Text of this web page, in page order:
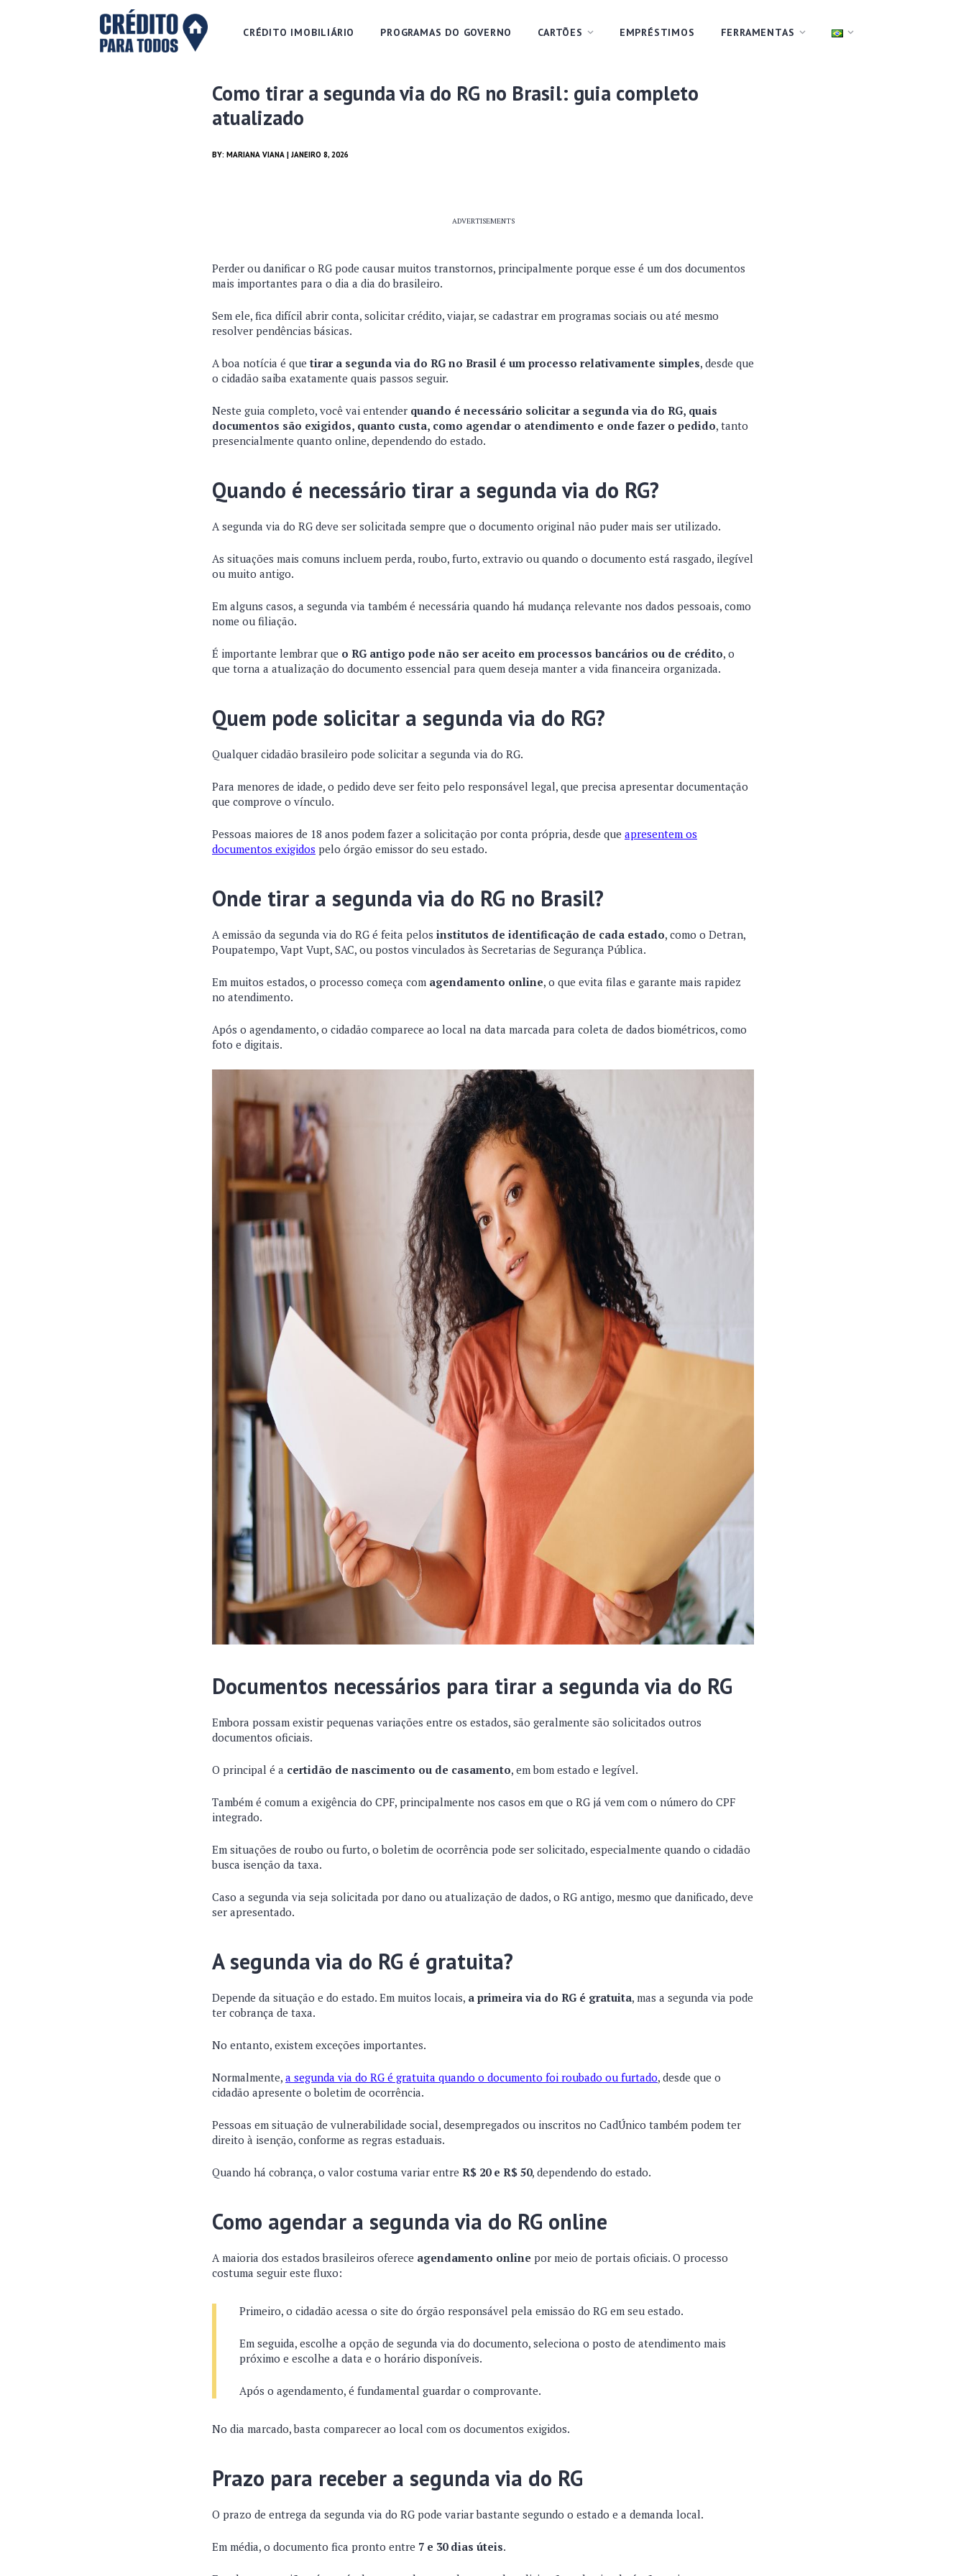
CRÉDITO IMOBILIÁRIO PROGRAMAS DO GOVERNO CARTÕES EMPRÉSTIMOS FERRAMENTAS
Como tirar a segunda via do RG no Brasil: guia completo
atualizado
BY: MARIANA VIANA | JANEIRO 8, 2026
ADVERTISEMENTS
Perder ou danificar o RG pode causar muitos transtornos, principalmente porque esse é um dos documentos
mais importantes para o dia a dia do brasileiro.
Sem ele, fica difícil abrir conta, solicitar crédito, viajar, se cadastrar em programas sociais ou até mesmo
resolver pendências básicas.
A boa notícia é quetirar a segunda via do RG no Brasil é um processo relativamente simples, desde que
o cidadão saiba exatamente quais passos seguir.
Neste guia completo, você vai entender quando é necessário solicitar a segunda via do RG, quais
documentos são exigidos, quanto custa, como agendar o atendimento e onde fazer o pedido, tanto
presencialmente quanto online, dependendo do estado.
Quando é necessário tirar a segunda via do RG?
A segunda via do RG deve ser solicitada sempre que o documento original não puder mais ser utilizado.
As situações mais comuns incluem perda, roubo, furto, extravio ou quando o documento está rasgado, ilegível
ou muito antigo.
Em alguns casos, a segunda via também é necessária quando há mudança relevante nos dados pessoais, como
nome ou filiação.
É importante lembrar que o RG antigo pode não ser aceito em processos bancários ou de crédito, o
que torna a atualização do documento essencial para quem deseja manter a vida financeira organizada.
Quem pode solicitar a segunda via do RG?
Qualquer cidadão brasileiro pode solicitar a segunda via do RG.
Para menores de idade, o pedido deve ser feito pelo responsável legal, que precisa apresentar documentação
que comprove o vínculo.
Pessoas maiores de 18 anos podem fazer a solicitação por conta própria, desde que apresentem os
documentos exigidos pelo órgão emissor do seu estado.
Onde tirar a segunda via do RG no Brasil?
A emissão da segunda via do RG é feita pelos institutos de identificação de cada estado, como o Detran,
Poupatempo, Vapt Vupt, SAC, ou postos vinculados às Secretarias de Segurança Pública.
Em muitos estados, o processo começa com agendamento online, o que evita filas e garante mais rapidez
no atendimento.
Após o agendamento, o cidadão comparece ao local na data marcada para coleta de dados biométricos, como
foto e digitais.
Documentos necessários para tirar a segunda via do RG
Embora possam existir pequenas variações entre os estados, são geralmente são solicitados outros
documentos oficiais.
O principal é a certidão de nascimento ou de casamento, em bom estado e legível.
Também é comum a exigência do CPF, principalmente nos casos em que o RG já vem com o número do CPF
integrado.
Em situações de roubo ou furto, o boletim de ocorrência pode ser solicitado, especialmente quando o cidadão
busca isenção da taxa.
Caso a segunda via seja solicitada por dano ou atualização de dados, o RG antigo, mesmo que danificado, deve
ser apresentado.
A segunda via do RG é gratuita?
Depende da situação e do estado. Em muitos locais, a primeira via do RG é gratuita, mas a segunda via pode
ter cobrança de taxa.
No entanto, existem exceções importantes.
Normalmente, a segunda via do RG é gratuita quando o documento foi roubado ou furtado, desde que o
cidadão apresente o boletim de ocorrência.
Pessoas em situação de vulnerabilidade social, desempregados ou inscritos no CadÚnico também podem ter
direito à isenção, conforme as regras estaduais.
Quando há cobrança, o valor costuma variar entre R$ 20 e R$ 50, dependendo do estado.
Como agendar a segunda via do RG online
A maioria dos estados brasileiros oferece agendamento online por meio de portais oficiais. O processo
costuma seguir este fluxo:
Primeiro, o cidadão acessa o site do órgão responsável pela emissão do RG em seu estado.
Em seguida, escolhe a opção de segunda via do documento, seleciona o posto de atendimento mais
próximo e escolhe a data e o horário disponíveis.
Após o agendamento, é fundamental guardar o comprovante.
No dia marcado, basta comparecer ao local com os documentos exigidos.
Prazo para receber a segunda via do RG
O prazo de entrega da segunda via do RG pode variar bastante segundo o estado e a demanda local.
Em média, o documento fica pronto entre 7 e 30 dias úteis.